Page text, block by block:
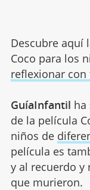
Descubre aquí
Coco para los
reflexionar
GuíaInfantil ha
de la película
niños de
película es
y al recuerdo y
que murieron.